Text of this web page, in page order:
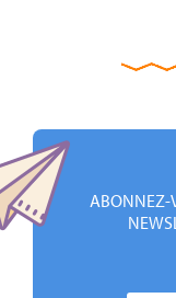
ABONNEZ-